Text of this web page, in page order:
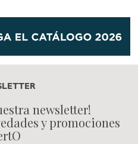
newsletter!
y promociones